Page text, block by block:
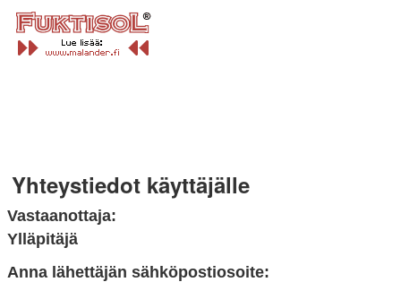
Yhteystiedot käyttäjälle
Vastaanottaja:
Ylläpitäjä
Anna lähettäjän sähköpostiosoite: